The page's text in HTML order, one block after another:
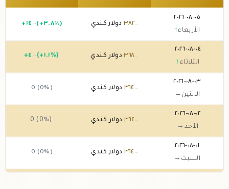
٠٥-٠٨-٢٠٢٦
الأربعاء↑
٣٨٢.٠٠ دولار كندي + ١٤ .٠٠ (+٣.٨%)
٠٤-٠٨-٢٠٢٦
الثلاثاء ↑
٣٦٨دولار كندي +٤ .٠٠ (+١.١%)
٠٣-٠٨-٢٠٢٦
الاثنين →
٣٦٤ .٠٠ دولار كندي 0 (0%)
٠٢-٠٨-٢٠٢٦
الأحد →
٣٦٤ .٠٠ دولار كندي 0 (0%)
٠١-٠٨-٢٠٢٦
السبت →
٣٦٤ .٠٠ دولار كندي 0 (0%)